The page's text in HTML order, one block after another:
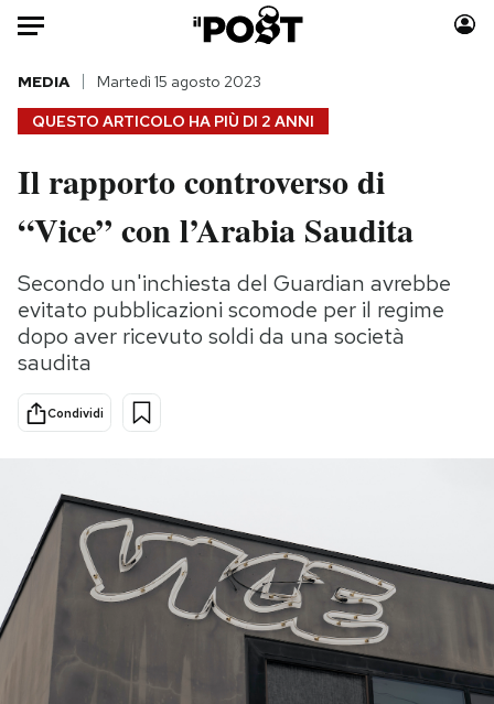
Auto
HOME
Italia
Politica
Tecnologia
Internet
Scienza
Cultura
Economia
Moda
Consumismi
Storie/Idee
Ok Boomer!
Media
PODCAST
NEWSLETTER
I MIEI PREFERITI
QUESTO ARTICOLO HA PIÙ DI 2 ANNI
MEDIA Martedì 15 agosto 2023
Il rapporto controverso di
“Vice” con l’Arabia Saudita
Secondo un'inchiesta del Guardian avrebbe
evitato pubblicazioni scomode per il regime
dopo aver ricevuto soldi da una società
saudita
Condividi